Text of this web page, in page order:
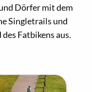
Dörfer mit dem
Singletrails und
Fatbikens aus.